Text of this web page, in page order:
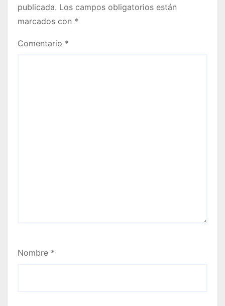
publicada. Los campos obligatorios están
marcados con *
Comentario *
Nombre *